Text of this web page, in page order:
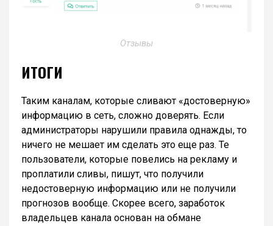
Отзывы
ИТОГИ
Таким каналам, которые сливают «достоверную»
информацию в сеть, сложно доверять. Если
администраторы нарушили правила однажды, то
ничего не мешает им сделать это еще раз. Те
пользователи, которые повелись на рекламу и
проплатили сливы, пишут, что получили
недостоверную информацию или не получили
прогнозов вообще. Скорее всего, заработок
владельцев канала основан на обмане